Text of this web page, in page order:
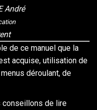
André
de ce manuel que la
acquise, utilisation de
déroulant, de
conseillons de lire